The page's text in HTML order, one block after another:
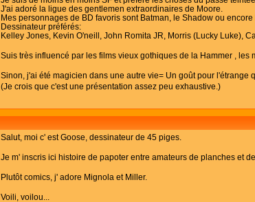
J'ai adoré la ligue des gentlemen extraordinaires de Moore.
Mes personnages de BD favoris sont Batman, le Shadow ou
Dessinateur préférés:
Kelley Jones, Kevin O'neill, John Romita JR, Morris (Lucky Luke),
Suis très influencé par les films vieux gothiques de la Hammer ,
Sinon, j'ai été magicien dans une autre vie= Un goût pour l'étrange
(Je crois que c'est une présentation assez peu exhaustive.)
Salut, moi c' est Goose, dessinateur de 45 piges.
Je m' inscris ici histoire de papoter entre amateurs de planches et
Plutôt comics, j' adore Mignola et Miller.
Voili, voilou...